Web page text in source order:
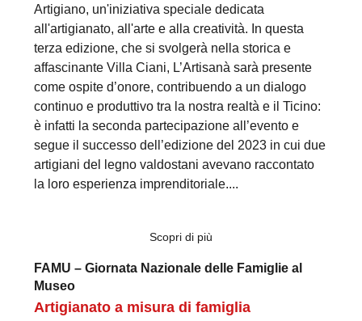
Artigiano, un'iniziativa speciale dedicata
all'artigianato, all'arte e alla creatività. In questa
terza edizione, che si svolgerà nella storica e
affascinante Villa Ciani, L’Artisanà sarà presente
come ospite d’onore, contribuendo a un dialogo
continuo e produttivo tra la nostra realtà e il Ticino:
è infatti la seconda partecipazione all’evento e
segue il successo dell’edizione del 2023 in cui due
artigiani del legno valdostani avevano raccontato
la loro esperienza imprenditoriale....
Scopri di più
FAMU – Giornata Nazionale delle Famiglie al
Museo
Artigianato a misura di famiglia